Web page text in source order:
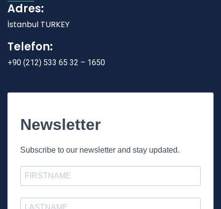
Adres:
İstanbul TURKEY
Telefon:
+90 (212) 533 65 32 – 1650
Newsletter
Subscribe to our newsletter and stay updated.